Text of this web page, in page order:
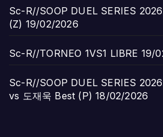
Sc-R//SOOP DUEL SERIES
(Z) 19/02/2026
Sc-R//TORNEO 1VS1 LIBRE 19/
Sc-R//SOOP DUEL SERIES
vs 도재욱 Best (P) 18/02/2026